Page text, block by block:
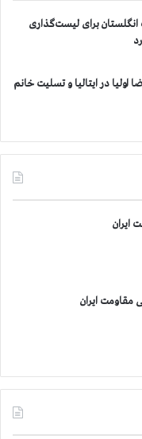
برای لیست‌گذاری
در ایتالیا و تسلیت خانم
ایران
مقاومت ایران